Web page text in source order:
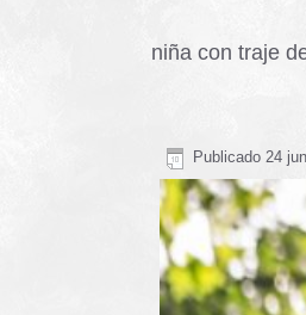
niña con traje
Publicado 24